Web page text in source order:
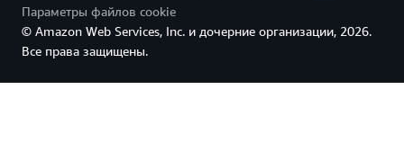
Параметры файлов cookie
© Amazon Web Services, Inc. и дочерние организации, 2026.
Все права защищены.